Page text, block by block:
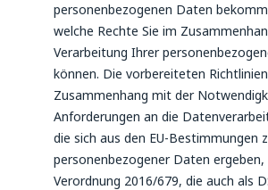
personenbezogenen Daten
welche Rechte Sie im
Verarbeitung Ihrer
können. Die vorbereiteten
Zusammenhang mit der
Anforderungen an die
die sich aus den EU-Bestimmungen
personenbezogener Daten ergeben,
Verordnung 2016/679, die auch als